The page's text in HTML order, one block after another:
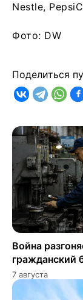
Nestle,
Фото: DW
Поделиться
Война
гражданский
7 августа